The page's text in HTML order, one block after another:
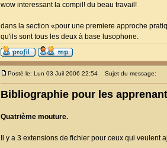
wow interessant la compil! du beau travail!
dans la section «pour une premiere approche
qu'ils sont tous les deux à base lusophone.
Posté le: Lun 03 Juil 2006 22:54 Sujet du message:
Bibliographie pour les
Quatrième mouture.
Il y a 3 extensions de fichier pour ceux qui